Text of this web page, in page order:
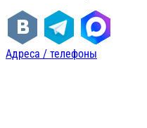
Адреса / телефоны